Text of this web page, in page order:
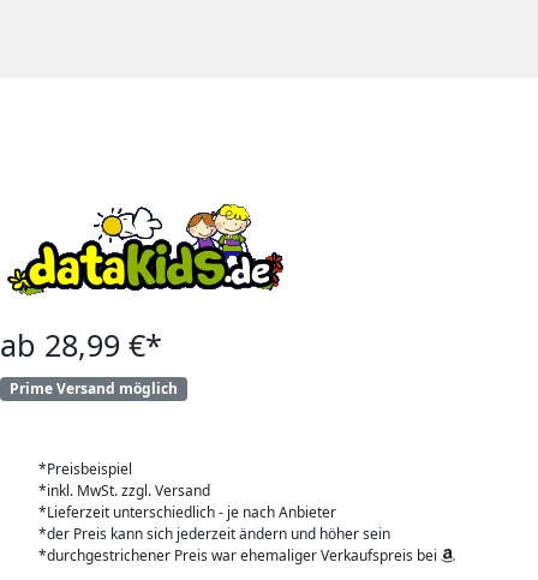
ab 28,99 €*
Prime Versand möglich
*Preisbeispiel
*inkl. MwSt. zzgl. Versand
*Lieferzeit unterschiedlich - je nach Anbieter
*der Preis kann sich jederzeit ändern und höher sein
*durchgestrichener Preis war ehemaliger Verkaufspreis bei